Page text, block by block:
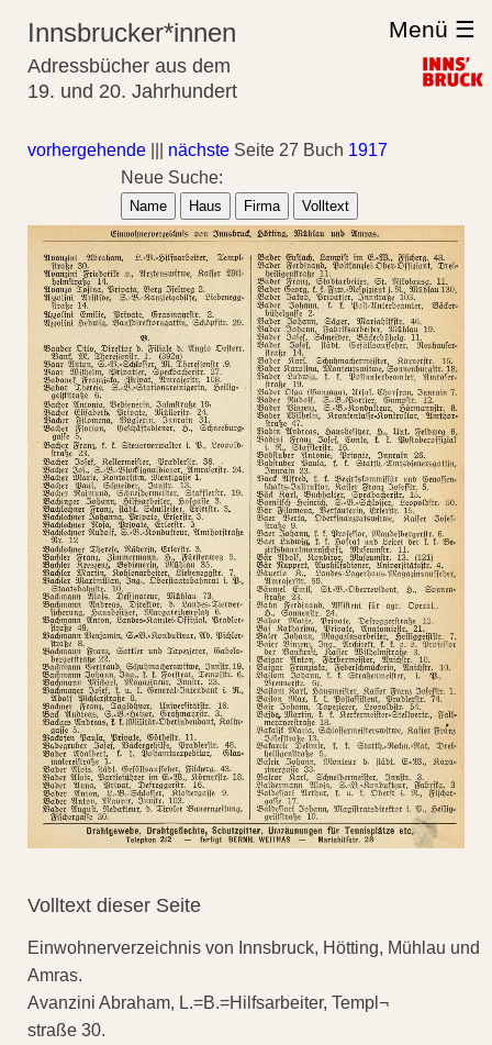
Innsbrucker*innen
Adressbücher aus dem
19. und 20. Jahrhundert
Menü ☰
vorhergehende nächste Seite 27 Buch 1917
Neue Suche:
Name Haus Firma Volltext
Volltext dieser Seite
Einwohnerverzeichnis von Innsbruck, Hötting, Mühlau und
Amras.
Avanzini Abraham, L.=B.=Hilfsarbeiter, Templ¬
straße 30.